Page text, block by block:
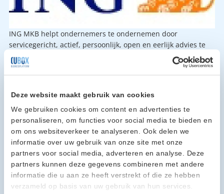
Deze website maakt gebruik van cookies
We gebruiken cookies om content en advertenties te
personaliseren, om functies voor social media te bieden en
om ons websiteverkeer te analyseren. Ook delen we
informatie over uw gebruik van onze site met onze
partners voor social media, adverteren en analyse. Deze
partners kunnen deze gegevens combineren met andere
informatie die u aan ze heeft verstrekt of die ze hebben
verzameld op basis van uw gebruik van hun services.
ING MKB helpt ondernemers te ondernemen door
servicegericht, actief, persoonlijk, open en eerlijk advies te
geven. Dit doen we op het gebied van kredietverlening,
betalingsverkeer, sparen, internationaal zakendoen en
bedrijfsoverdracht. Uw dagelijkse bankzaken regelt u
contact met een ING-medewerker dan staan mijn collega’s
van het Telefonisch Adviesteam of bijvoorbeeld ING-kantoor
Cuijk aan de Molenstraat 18 altijd voor u klaar. Wilt u
sparren over uw bedrijf, advies over het efficiënter inrichten
van uw betalingsverkeer of heeft u een
financieringsbehoefte dan kunt u altijd een afspraak maken
met Martijn Leurs, Adviseur Zakelijk. Wij bieden een
onderscheidende bediening in de MKB markt en wij zijn
toegankelijk voor alle MKB ondernemers in Nederland. ING